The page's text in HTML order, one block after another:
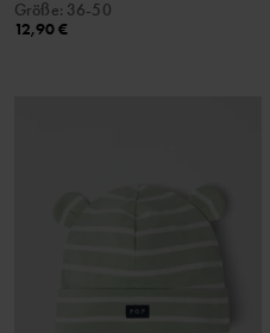
Größe: 36-50
12,90 €